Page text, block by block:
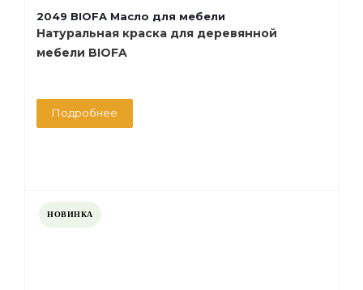
2049 BIOFA Масло для мебели
Натуральная краска для деревянной
мебели BIOFA
Подробнее
НОВИНКА